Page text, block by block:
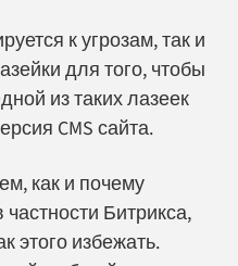
к угрозам, так и
для того, чтобы
из таких лазеек
CMS сайта.
как и почему
Битрикса,
этого избежать.